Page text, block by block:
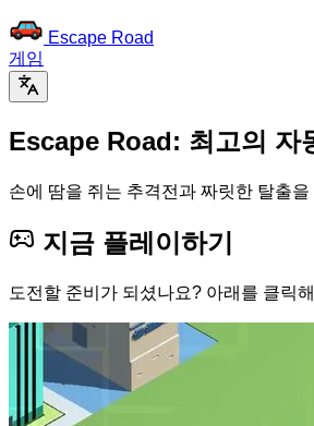
Escape Road
게임
Escape Road: 최고의 자
손에 땀을 쥐는 추격전과 짜릿한 탈출
지금 플레이하기
도전할 준비가 되셨나요? 아래를 클릭